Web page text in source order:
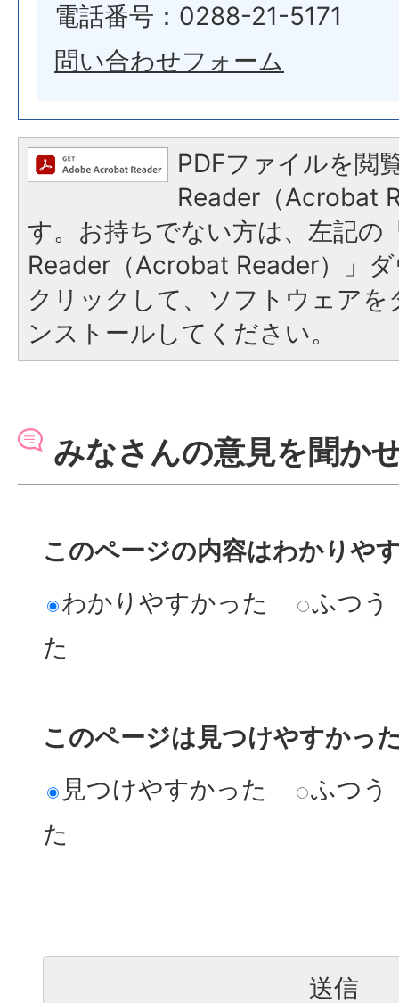
電話番号：0288-21-5171
問い合わせフォーム
PDFファイルを閲
Reader（Acrobat
す。お持ちでない方は、左記の
Reader（Acrobat Reader）」
クリックして、ソフトウェア
ンストールしてください。
みなさんの意見を聞か
このページの内容はわかりや
わかりやすかった
ふつう
た
このページは見つけやすかっ
見つけやすかった
ふつう
た